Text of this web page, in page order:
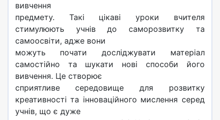
вивчення
предмету. Такі цікаві уроки вчителя
стимулюють учнів до саморозвитку та
самоосвіти, адже вони
можуть почати досліджувати матеріал
самостійно та шукати нові способи його
вивчення. Це створює
сприятливе середовище для розвитку
креативності та інноваційного мислення серед
учнів, що є дуже